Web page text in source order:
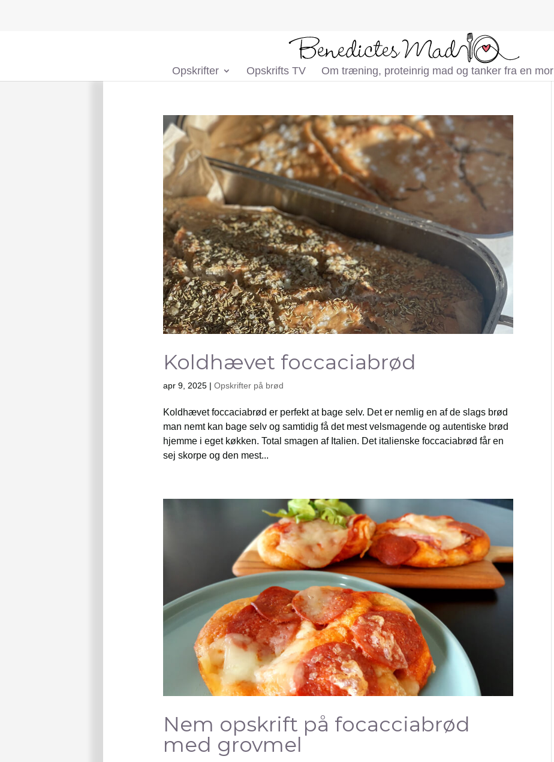
Opskrifter Opskrifts TV Om træning, proteinrig mad og tanker fra en mor
Koldhævet foccaciabrød
apr 9, 2025 | Opskrifter på brød
Koldhævet foccaciabrød er perfekt at bage selv. Det er nemlig en af de slags brød
man nemt kan bage selv og samtidig få det mest velsmagende og autentiske brød
hjemme i eget køkken. Total smagen af Italien. Det italienske foccaciabrød får en
sej skorpe og den mest...
Nem opskrift på focacciabrød
med grovmel